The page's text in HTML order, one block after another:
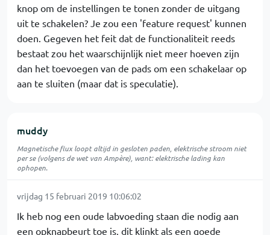
knop om de instellingen te tonen zonder de uitgang
uit te schakelen? Je zou een 'feature request' kunnen
doen. Gegeven het feit dat de functionaliteit reeds
bestaat zou het waarschijnlijk niet meer hoeven zijn
dan het toevoegen van de pads om een schakelaar op
aan te sluiten (maar dat is speculatie).
muddy
Magnetische flux loopt altijd in gesloten paden, elektrische stroom niet
per se (volgens de wet van Ampère), want: elektrische lading kan
ophopen.
vrijdag 15 februari 2019 10:06:02
Ik heb nog een oude labvoeding staan die nodig aan
een opknapbeurt toe is, dit klinkt als een goede